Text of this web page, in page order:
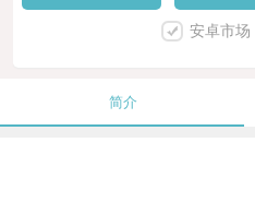
安卓市场
简介